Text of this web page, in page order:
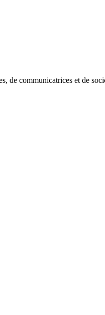
de communicatrices et de